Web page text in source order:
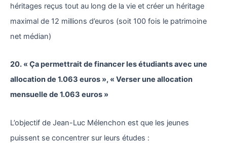
héritages reçus tout au long de la vie et créer un héritage
maximal de 12 millions d’euros (soit 100 fois le patrimoine
net médian)
20. « Ça permettrait de financer les étudiants avec une
allocation de 1.063 euros », « Verser une allocation
mensuelle de 1.063 euros »
L’objectif de Jean-Luc Mélenchon est que les jeunes
puissent se concentrer sur leurs études :